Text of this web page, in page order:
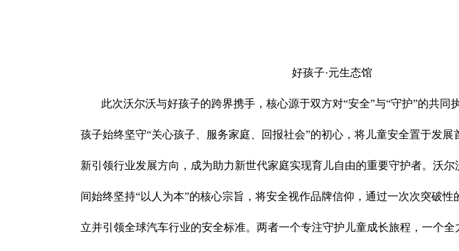
好孩子·元生态馆
此次沃尔沃与好孩子的跨界携手，核心源于双方对“安全”与“守护”的共同
孩子始终坚守“关心孩子、服务家庭、回报社会”的初心，将儿童安全置于发展
新引领行业发展方向，成为助力新世代家庭实现育儿自由的重要守护者。沃尔
间始终坚持“以人为本”的核心宗旨，将安全视作品牌信仰，通过一次次突破性
立并引领全球汽车行业的安全标准。两者一个专注守护儿童成长旅程，一个全